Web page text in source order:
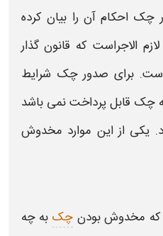
چک احکام آن را بیان کرده
الاجراست که قانون گذار
برای صدور چک شرایط
چک قابل پرداخت نمی باشد
از این موارد مخدوش
مخدوش بودن چک به چه